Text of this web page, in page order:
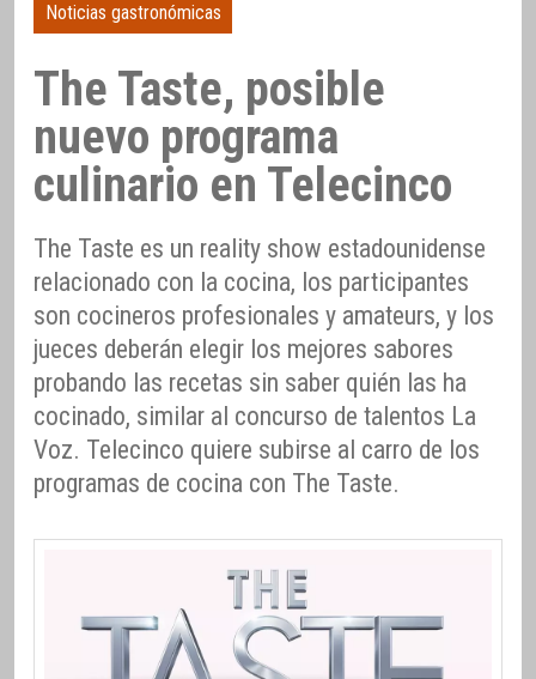
Noticias gastronómicas
The Taste, posible
nuevo programa
culinario en Telecinco
The Taste es un reality show estadounidense
relacionado con la cocina, los participantes
son cocineros profesionales y amateurs, y los
jueces deberán elegir los mejores sabores
probando las recetas sin saber quién las ha
cocinado, similar al concurso de talentos La
Voz. Telecinco quiere subirse al carro de los
programas de cocina con The Taste.